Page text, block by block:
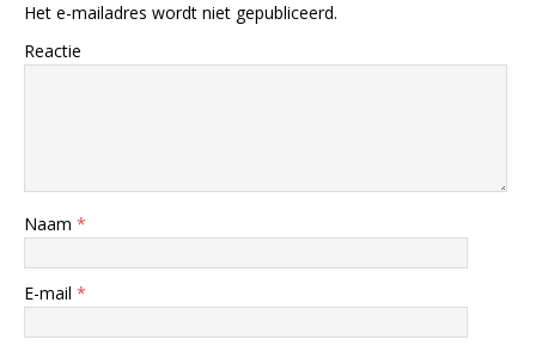
Het e-mailadres wordt niet gepubliceerd.
Reactie
Naam *
E-mail *